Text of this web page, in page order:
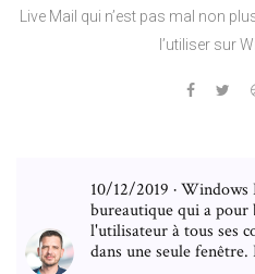
Live Mail qui n’est pas mal non
l’utiliser sur
10/12/2019 ·
bureautique qui a pour
l'utilisateur à tous ses
dans une seule